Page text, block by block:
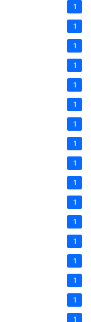
1
1
1
1
1
1
1
1
1
1
1
1
1
1
1
1
1